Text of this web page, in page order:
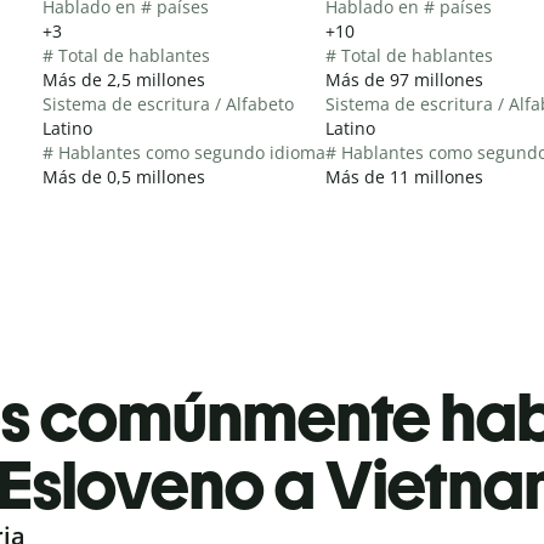
Hablado en # países
+3
# Total de hablantes
Más de 2,5 millones
Sistema de escritura / Alfabeto
Latino
# Hablantes como segundo idioma
Más de 0,5 millones
Hablado en # países
+10
# Total de hablantes
Más de 97 millones
Sistema de escritura /
Latino
# Hablantes como
Más de 11 millones
comúnmente
Esloveno a